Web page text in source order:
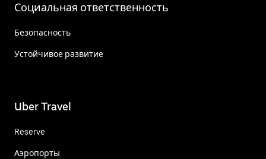
Социальная ответственность
Безопасность
Устойчивое развитие
Uber Travel
Reserve
Аэропорты